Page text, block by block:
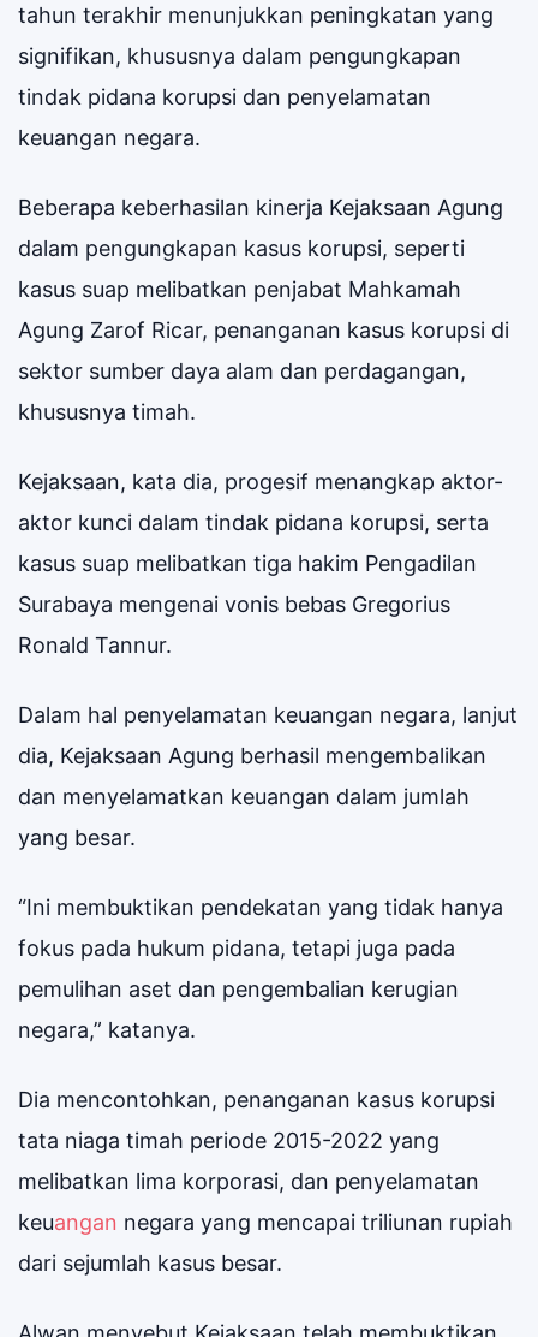
tahun terakhir menunjukkan peningkatan yang
signifikan, khususnya dalam pengungkapan
tindak pidana korupsi dan penyelamatan
keuangan negara.
Beberapa keberhasilan kinerja Kejaksaan Agung
dalam pengungkapan kasus korupsi, seperti
kasus suap melibatkan penjabat Mahkamah
Agung Zarof Ricar, penanganan kasus korupsi di
sektor sumber daya alam dan perdagangan,
khususnya timah.
Kejaksaan, kata dia, progesif menangkap aktor-
aktor kunci dalam tindak pidana korupsi, serta
kasus suap melibatkan tiga hakim Pengadilan
Surabaya mengenai vonis bebas Gregorius
Ronald Tannur.
Dalam hal penyelamatan keuangan negara, lanjut
dia, Kejaksaan Agung berhasil mengembalikan
dan menyelamatkan keuangan dalam jumlah
yang besar.
“Ini membuktikan pendekatan yang tidak hanya
fokus pada hukum pidana, tetapi juga pada
pemulihan aset dan pengembalian kerugian
negara,” katanya.
Dia mencontohkan, penanganan kasus korupsi
tata niaga timah periode 2015-2022 yang
melibatkan lima korporasi, dan penyelamatan
keuangan negara yang mencapai triliunan rupiah
dari sejumlah kasus besar.